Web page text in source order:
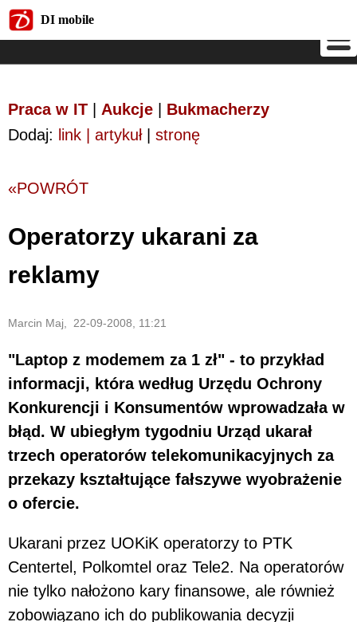
DI mobile
Praca w IT Aukcje
Bukmacherzy
Dodaj: link | artykuł| stronę
«POWRÓT
Operatorzy ukarani za
reklamy
Marcin Maj, 22-09-2008, 11:21
"Laptop z modemem za 1 zł" - to przykład
informacji, która według Urzędu Ochrony
Konkurencji i Konsumentów wprowadzała w
błąd. W ubiegłym tygodniu Urząd ukarał
trzech operatorów telekomunikacyjnych za
przekazy kształtujące fałszywe wyobrażenie
o ofercie.
Ukarani przez UOKiK operatorzy to PTK
Centertel, Polkomtel oraz Tele2. Na operatorów
nie tylko nałożono kary finansowe, ale również
zobowiązano ich do publikowania decyzji
DI mobile